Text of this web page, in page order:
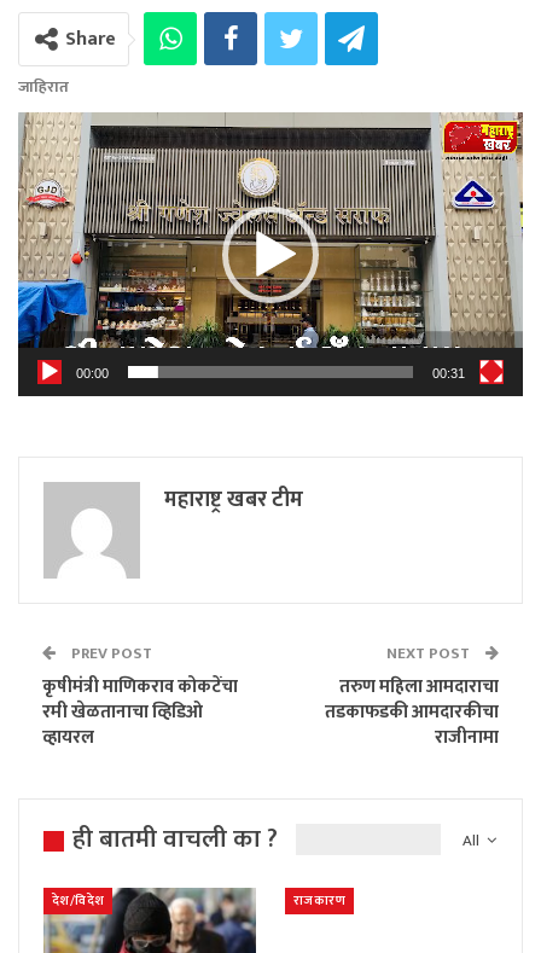
Share
जाहिरात
Video
Player
00:00 00:31
महाराष्ट्र खबर टीम
PREV POST
कृषीमंत्री माणिकराव कोकटेंचा
रमी खेळतानाचा व्हिडिओ
व्हायरल
NEXT POST
तरुण महिला आमदाराचा
तडकाफडकी आमदारकीचा
राजीनामा
All
ही बातमी वाचली का ?
देश/विदेश राजकारण